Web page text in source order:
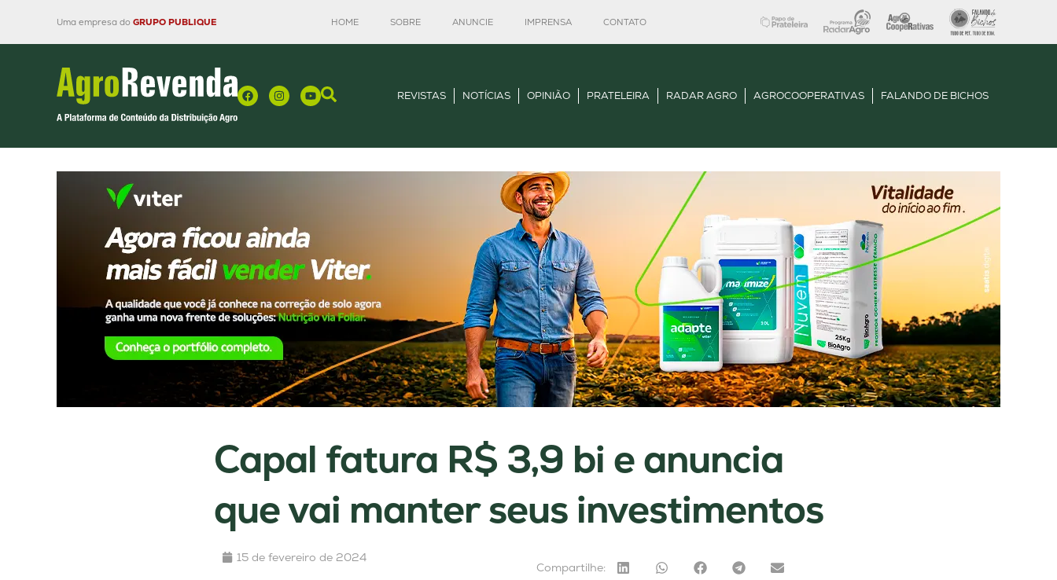
Uma empresa do GRUPO PUBLIQUE HOME SOBRE ANUNCIE IMPRENSA CONTATO
REVISTAS NOTÍCIAS OPINIÃO PRATELEIRA RADAR AGRO AGROCOOPERATIVAS FALANDO DE BICHOS
Capal fatura R$ 3,9 bi e anuncia
que vai manter seus investimentos
15 de fevereiro de 2024
Compartilhe: